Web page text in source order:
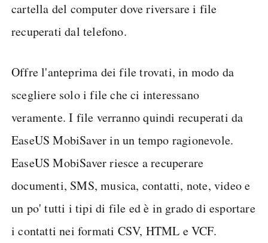
cartella del computer dove riversare i file
recuperati dal telefono.
Offre l'anteprima dei file trovati, in modo da
scegliere solo i file che ci interessano
veramente. I file verranno quindi recuperati da
EaseUS MobiSaver in un tempo ragionevole.
EaseUS MobiSaver riesce a recuperare
documenti, SMS, musica, contatti, note, video e
un po' tutti i tipi di file ed è in grado di esportare
i contatti nei formati CSV, HTML e VCF.